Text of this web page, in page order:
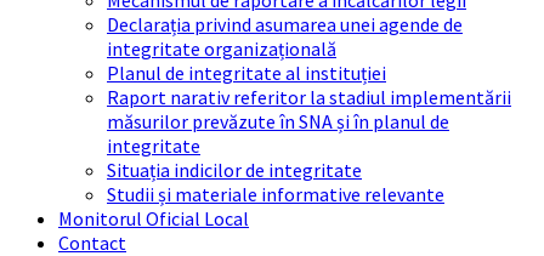
Declarația privind asumarea unei agende de
integritate organizațională
Planul de integritate al instituției
Raport narativ referitor la stadiul implementării
măsurilor prevăzute în SNA și în planul de
integritate
Situația indicilor de integritate
Studii și materiale informative relevante
Monitorul Oficial Local
Contact